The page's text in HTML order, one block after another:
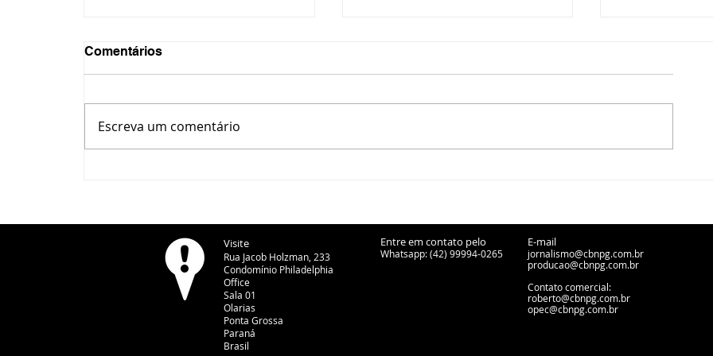
urbanos
na reta final
Comentários
Escreva um comentário
Visite
Rua Jacob Holzman, 233
Condomínio Philadelphia
Office
Sala 01
Olarias
Ponta Grossa
Paraná
Brasil
Entre em contato pelo
Whatsapp: (42) 99994-0265
E-mail
jornalismo@cbnpg.com.br
producao@cbnpg.com.br
Contato comercial:
roberto@cbnpg.com.br
opec@cbnpg.com.br